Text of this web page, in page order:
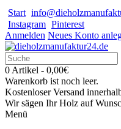
Start
Instagram Pinterest
Anmelden Neues Konto
0 Artikel - 0,00€
Warenkorb ist noch leer.
Kostenloser Versand
Wir sägen Ihr Holz auf
Menü